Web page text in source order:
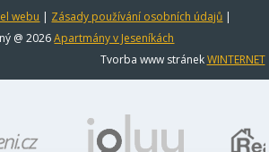
webu | Zásady používání osobních údajů |
@ 2026Apartmány v Jeseníkách
Tvorba www stránekWINTERNET